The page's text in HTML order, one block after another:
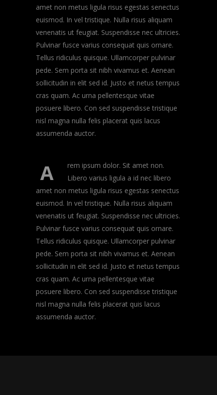
amet non metus ligula risus egestas senectus
euismod. In vel tristique. Nulla risus aliquam
venenatis ut feugiat. Suspendisse nec ultricies.
Pulvinar fusce varius consequat quis ornare.
Tellus ridiculus quisque. Ullamcorper pulvinar
pede. Sem porta sit nibh vivamus et. Aenean
sollicitudin in elit sed id. Justo et netus tempus
cras quam. Ac urna pellentesque vitae
posuere libero. Con sed suspendisse tristique
nisl magna nulla felis placerat quis lacus
assumenda auctor.
A
rem ipsum dolor. Sit amet non.
Libero varius ligula a id nec libero
amet non metus ligula risus egestas senectus
euismod. In vel tristique. Nulla risus aliquam
venenatis ut feugiat. Suspendisse nec ultricies.
Pulvinar fusce varius consequat quis ornare.
Tellus ridiculus quisque. Ullamcorper pulvinar
pede. Sem porta sit nibh vivamus et. Aenean
sollicitudin in elit sed id. Justo et netus tempus
cras quam. Ac urna pellentesque vitae
posuere libero. Con sed suspendisse tristique
nisl magna nulla felis placerat quis lacus
assumenda auctor.